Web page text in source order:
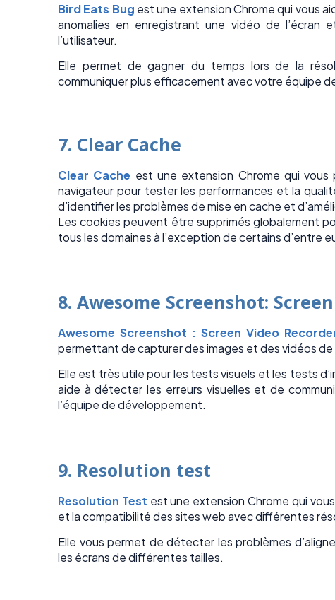
Bird Eats Bug est une extension Chrome qui vous
anomalies en enregistrant une vidéo de l’écran
l’utilisateur.
Elle permet de gagner du temps lors de la
communiquer plus efficacement avec votre équipe
7. Clear Cache​
Clear Cache est une extension Chrome qui
navigateur pour tester les performances et la
d’identifier les problèmes de mise en cache et
Les cookies peuvent être supprimés globalement
tous les domaines à l’exception de certains d’entre
8. Awesome Screenshot:
Awesome Screenshot : Screen Video
permettant de capturer des images et des vidéos de
Elle est très utile pour les tests visuels et les tests
aide à détecter les erreurs visuelles et de
l’équipe de développement.
9. Resolution test
Resolution Test est une extension Chrome qui
et la compatibilité des sites web avec différentes
Elle vous permet de détecter les problèmes
les écrans de différentes tailles.